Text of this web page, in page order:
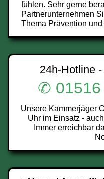
fühlen. Sehr gerne
Partnerunternehmen
Thema Prävention
24h-Hotline
✆ 01516
Unsere Kammerjäger
Uhr im Einsatz -
Immer erreichbar